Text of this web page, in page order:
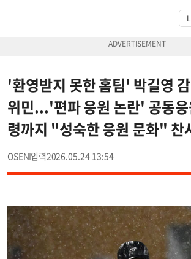
'환영받지 못한 홈팀' 박길영
위민...'편파 응원 논란' 공동
령까지 "성숙한 응원 문화" 찬
OSEN 2026.05.24 13:54